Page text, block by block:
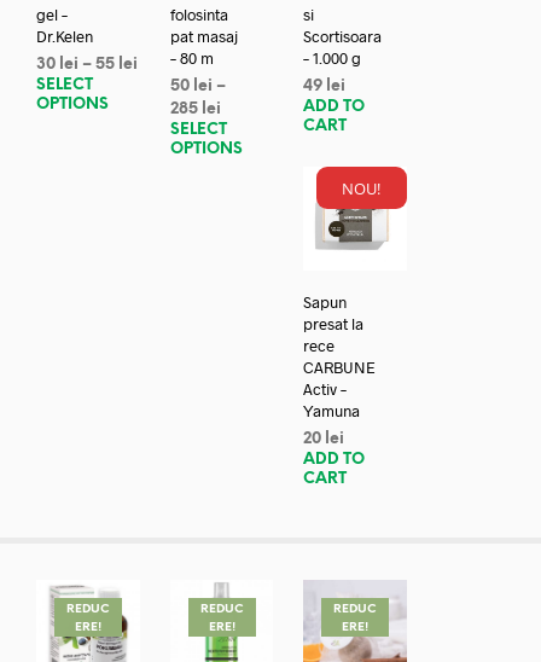
gel –
Dr.Kelen
30 lei – 55 lei
SELECT
OPTIONS
folosinta
pat masaj
– 80 m
50 lei –
285 lei
SELECT
OPTIONS
si
Scortisoara
– 1.000 g
49 lei
ADD TO
CART
NOU!
Sapun
presat la
rece
CARBUNE
Activ –
Yamuna
20 lei
ADD TO
CART
REDUC
ERE!
REDUC
ERE!
REDUC
ERE!